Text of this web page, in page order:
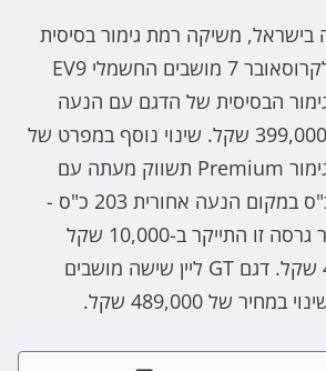
בישראל, משיקה רמת גימור בסיסית
חדשה Executive לקרוסאובר 7 מושבים החשמלי EV9
הבסיסית של הדגם עם הנעה
אחורית ובמחיר של 399,000 שקל. שינוי נוסף במפרט של
הדגם הוא שרמת הגימור Premium תשווק מעתה עם
הנעה כפולה 384 כ"ס במקום הנעה אחורית 203 כ"ס -
בעקבות השינוי מחיר גרסה זו התייקר ב-10,000 שקל
למחיר של 439,000 שקל. דגם GT ליין שישה מושבים
של 489,000 שקל.